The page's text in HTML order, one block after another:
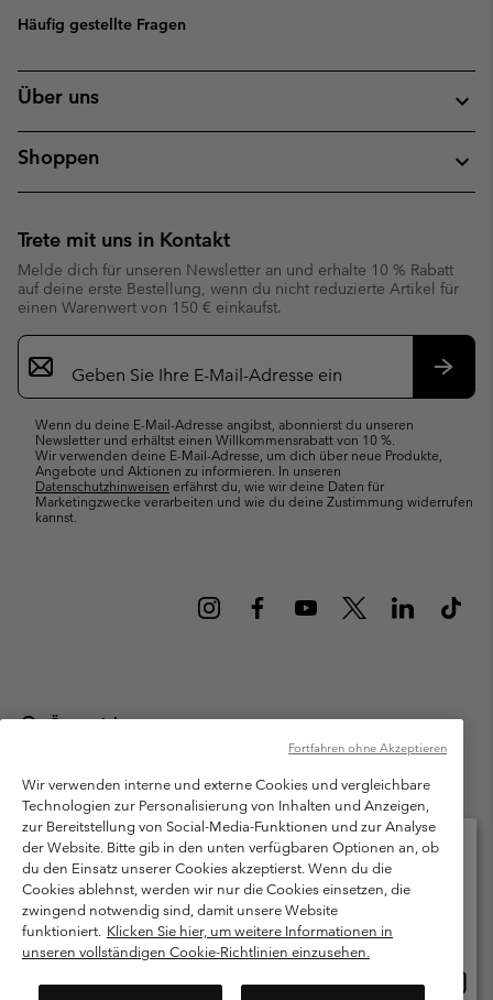
Häufig gestellte Fragen
Über uns
Shoppen
Trete mit uns in Kontakt
Melde dich für unseren Newsletter an und erhalte 10 % Rabatt
auf deine erste Bestellung, wenn du nicht reduzierte Artikel für
einen Warenwert von 150 € einkaufst.
Newsletter-
Anmeldung
Wenn du deine E-Mail-Adresse angibst, abonnierst du unseren
Newsletter und erhältst einen Willkommensrabatt von 10 %.
Wir verwenden deine E-Mail-Adresse, um dich über neue Produkte,
Angebote und Aktionen zu informieren. In unseren
Datenschutzhinweisen erfährst du, wie wir deine Daten für
Marketingzwecke verarbeiten und wie du deine Zustimmung widerrufen
kannst.
Österreich
Columbia Sportswear Austria GmbH. Moosfeldstraße 1, 5101
Bergheim, Salzburg Österreich. Alle Rechte vorbehalten.
Nutzungsbedingungen
Allgemeine Verkaufsbedingungen
Garantie
Datenschutzerklärung
Bestimmungen und Bedingungen des Mitglieder Programms
Nutzungsbedingungen Für Nutzergenerierte Inhalte
Cookies
Wir verwenden interne und externe Cookies und vergleichbare
Technologien zur Personalisierung von Inhalten und Anzeigen,
zur Bereitstellung von Social-Media-Funktionen und zur Analyse
der Website. Bitte gib in den unten verfügbaren Optionen an, ob
du den Einsatz unserer Cookies akzeptierst. Wenn du die
Cookies ablehnst, werden wir nur die Cookies einsetzen, die
zwingend notwendig sind, damit unsere Website
funktioniert. Klicken Sie hier, um weitere Informationen in
unseren vollständigen Cookie-Richtlinien einzusehen.
Fortfahren ohne Akzeptieren
Bitte wählen Sie Ihr Lieferland und Ihre Sprache
Online-Einkauf verfügbar